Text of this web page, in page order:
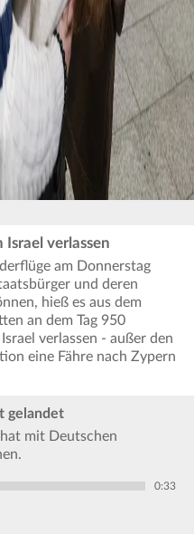
verlassen
am Donnerstag
und deren
hieß es aus dem
an dem Tag 950
verlassen - außer den
eine Fähre nach Zypern
gelandet
mit Deutschen
0:33